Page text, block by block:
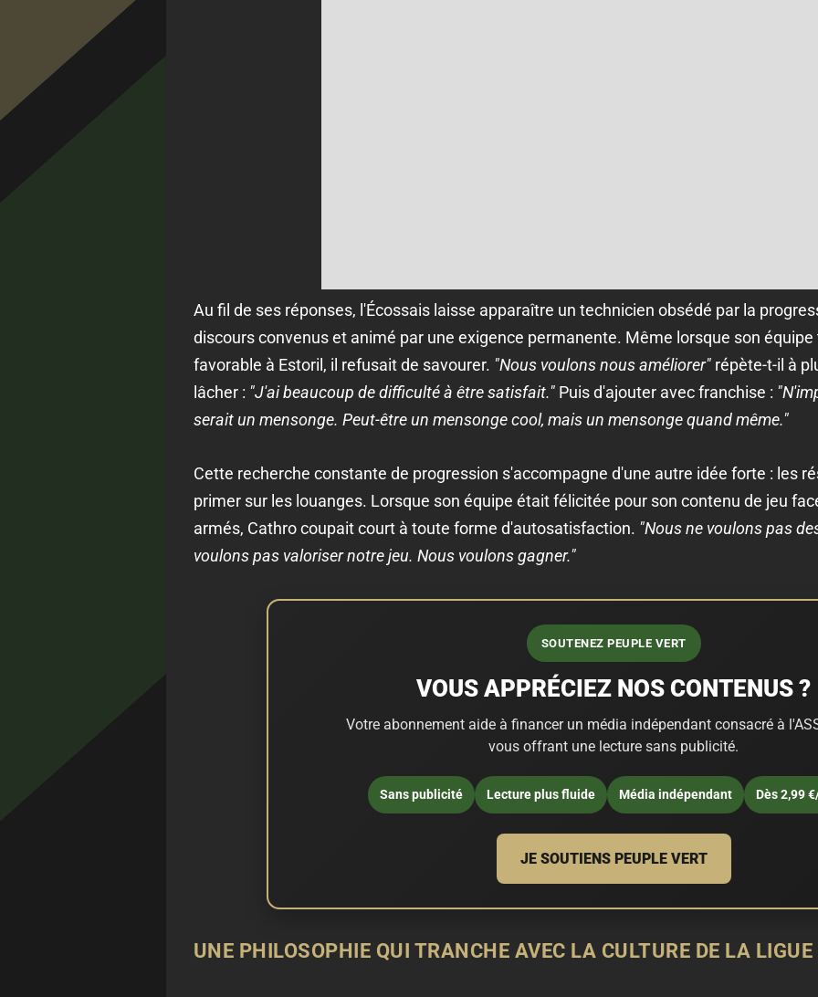
Au fil de ses réponses, l'Écossais laisse apparaître un technicien obsédé par la
discours convenus et animé par une exigence permanente. Même lorsque son
favorable à Estoril, il refusait de savourer. "Nous voulons nous améliorer"répète-t-il à
lâcher : "J'ai beaucoup de difficulté à être satisfait."Puis d'ajouter avec franchise :
serait un mensonge. Peut-être un mensonge cool, mais un mensonge quand même."
Cette recherche constante de progression s'accompagne d'une autre idée forte : les
primer sur les louanges. Lorsque son équipe était félicitée pour son contenu de jeu
armés, Cathro coupait court à toute forme d'autosatisfaction. "Nous ne voulons pas
voulons pas valoriser notre jeu. Nous voulons gagner."
SOUTENEZ PEUPLE VERT
VOUS APPRÉCIEZ NOS CONTENUS ?
Votre abonnement aide à financer un média indépendant consacré à
vous offrant une lecture sans publicité.
Sans publicité Lecture plus fluide Média indépendant Dès 2,99
JE SOUTIENS PEUPLE VERT
UNE PHILOSOPHIE QUI TRANCHE AVEC LA CULTURE DE LA LIGUE